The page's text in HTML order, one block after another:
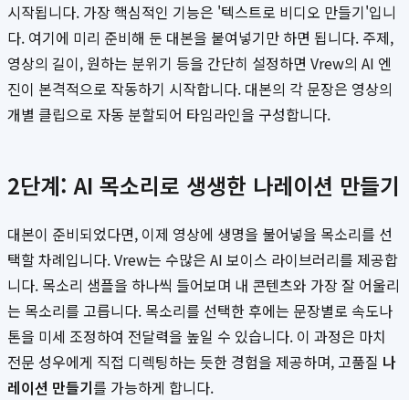
시작됩니다. 가장 핵심적인 기능은 '텍스트로 비디오 만들기'입니
다. 여기에 미리 준비해 둔 대본을 붙여넣기만 하면 됩니다. 주제,
영상의 길이, 원하는 분위기 등을 간단히 설정하면 Vrew의 AI 엔
진이 본격적으로 작동하기 시작합니다. 대본의 각 문장은 영상의
개별 클립으로 자동 분할되어 타임라인을 구성합니다.
2단계: AI 목소리로 생생한 나레이션 만들기
대본이 준비되었다면, 이제 영상에 생명을 불어넣을 목소리를 선
택할 차례입니다. Vrew는 수많은 AI 보이스 라이브러리를 제공합
니다. 목소리 샘플을 하나씩 들어보며 내 콘텐츠와 가장 잘 어울리
는 목소리를 고릅니다. 목소리를 선택한 후에는 문장별로 속도나
톤을 미세 조정하여 전달력을 높일 수 있습니다. 이 과정은 마치
전문 성우에게 직접 디렉팅하는 듯한 경험을 제공하며, 고품질 나
레이션 만들기를 가능하게 합니다.